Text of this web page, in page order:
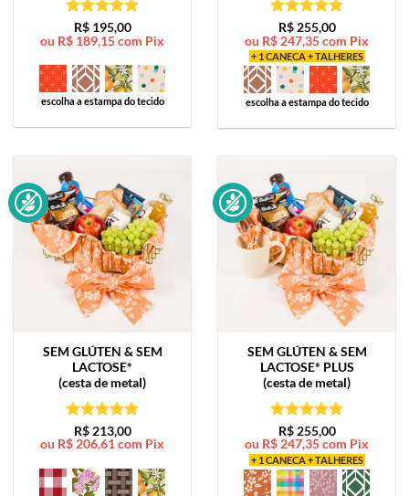
Avaliação5
de 5
R$195,00
ou R$ 189,15com Pix
escolha a estampa do tecido
Avaliação5
de 5
R$255,00
ou R$ 247,35com Pix
+ 1 CANECA + TALHERES
escolha a estampa do tecido
SEM GLÚTEN & SEM
LACTOSE*
(cesta de metal)
Avaliação5
de 5
R$213,00
ou R$206,61com Pix
SEM GLÚTEN & SEM
LACTOSE* PLUS
(cesta de metal)
Avaliação5
de 5
R$255,00
ou R$247,35com Pix
+ 1 CANECA + TALHERES